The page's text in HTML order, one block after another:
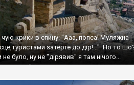
крики в спину: "Ааа, попса! Муляжна
затерте до дір!..." Но то
було, ну не "дірявив" я там нічого...
цього літа.